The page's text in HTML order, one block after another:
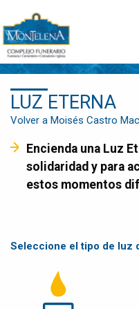
LUZ ETERNA
Volver a Moisés Castro
Encienda una Luz Eterna como símbolo de
solidaridad y para
estos momentos
Seleccione el tipo de luz